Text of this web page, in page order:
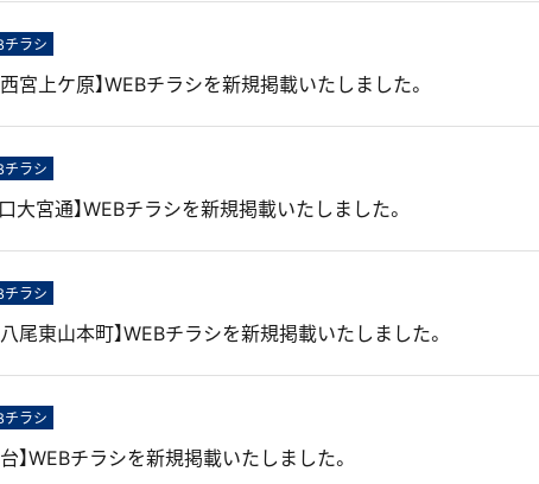
チラシ
宮上ケ原】WEBチラシを新規掲載いたしました。
チラシ
大宮通】WEBチラシを新規掲載いたしました。
チラシ
尾東山本町】WEBチラシを新規掲載いたしました。
チラシ
】WEBチラシを新規掲載いたしました。